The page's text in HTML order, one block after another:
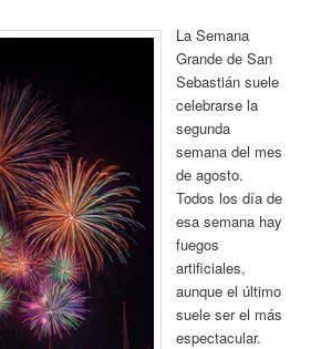
La Semana
Grande de San
Sebastián suele
celebrarse la
segunda
semana del mes
de agosto.
Todos los día de
esa semana hay
fuegos
artificiales,
aunque el último
suele ser el más
espectacular.